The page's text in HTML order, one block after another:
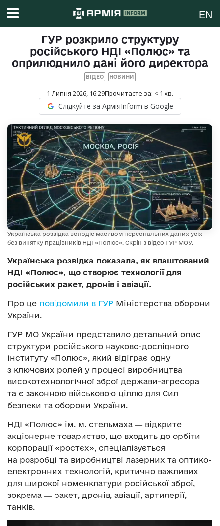
EN
ГУР розкрило структуру
російського НДІ «Полюс» та
оприлюднило дані його директора
ВІДЕО НОВИНИ
1 Липня 2026, 16:29Прочитаєте за: < 1 хв.
Слідкуйте за АрміяInform в Google
Українська розвідка володіє масивом персональних даних усіх
без винятку працівників НДІ «Полюс». Скрін з відео ГУР МОУ.
Українська розвідка показала, як влаштований
НДІ «Полюс», що створює технології для
російських ракет, дронів і авіації.
Про це повідомили в ГУР Міністерства оборони
України.
ГУР МО України представило детальний опис
структури російського науково-дослідного
інституту «Полюс», який відіграє одну
з ключових ролей у процесі виробництва
високотехнологічної зброї держави-агресора
та є законною військовою ціллю для Сил
безпеки та оборони України.
НДІ «Полюс» ім. м. стельмаха ― відкрите
акціонерне товариство, що входить до орбіти
корпорації «ростєх», спеціалізується
на розробці та виробництві лазерних та оптико-
електронних технологій, критично важливих
для широкої номенклатури російської зброї,
зокрема ― ракет, дронів, авіації, артилерії,
танків.